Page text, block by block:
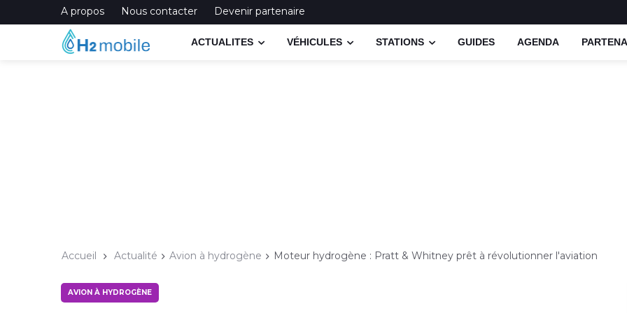
A propos Nous contacter Devenir partenaire
ACTUALITES VÉHICULES STATIONS GUIDES AGENDA
Accueil Actualité Avion à hydrogène Moteur hydrogène : Pratt & Whitney prêt à révolutionner l'aviation
AVION À HYDROGÈNE